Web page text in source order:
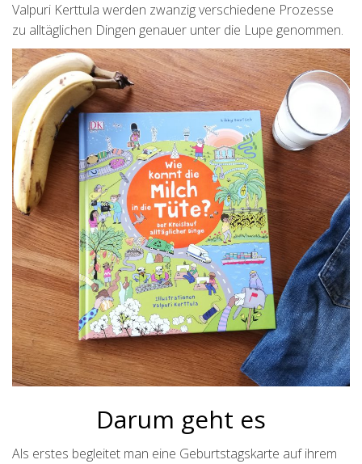
Valpuri Kerttula werden zwanzig verschiedene Prozesse
zu alltäglichen Dingen genauer unter die Lupe genommen.
Darum geht es
Als erstes begleitet man eine Geburtstagskarte auf ihrem